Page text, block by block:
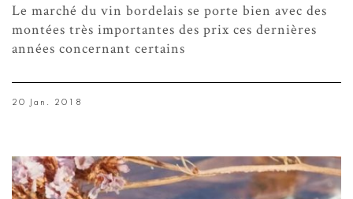
Le marché du vin bordelais se porte bien avec des
montées très importantes des prix ces dernières
années concernant certains
20 Jan. 2018